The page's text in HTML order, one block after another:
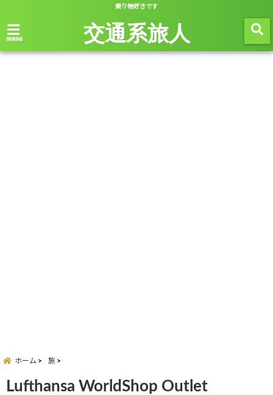
乗り物好きです
menu 交通系旅人
ホーム 旅
Lufthansa WorldShop Outlet